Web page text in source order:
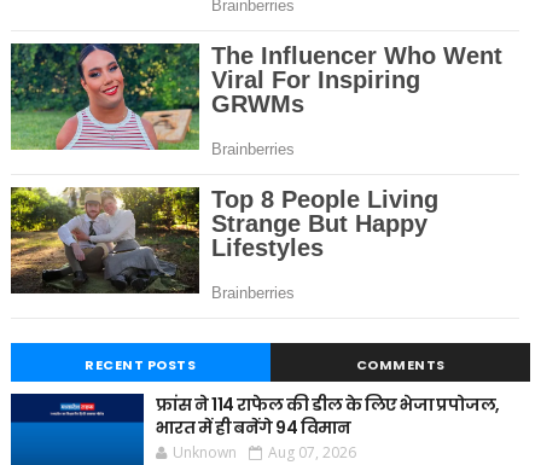
RECENT POSTS COMMENTS
फ्रांस ने 114 राफेल की डील के लिए भेजा प्रपोजल,
भारत में ही बनेंगे 94 विमान
Unknown Aug 07, 2026